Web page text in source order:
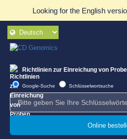
Looking for the English
Richtlinien zur Einreichung von
Google-Suche Schlüsselwortsuche
Online